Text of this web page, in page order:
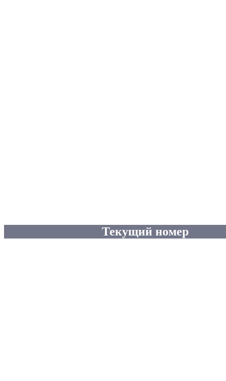
Текущий номер